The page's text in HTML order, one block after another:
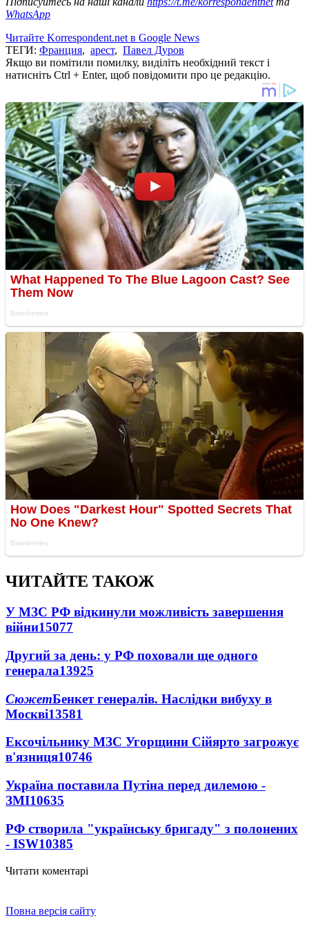
WhatsApp
Читайте Korrespondent.net в Google News
ТЕГИ: Франция, арест, Павел Дуров
Якщо ви помітили помилку, виділіть необхідний текст і
натисніть Ctrl + Enter, щоб повідомити про це редакцію.
ЧИТАЙТЕ ТАКОЖ
У МЗС РФ відкинули можливість завершення
війни15077
Другий за день: у РФ поховали ще одного
генерала13925
СюжетБенкет генералів. Наслідки вибуху в
Москві13581
Ексочільнику МЗС Угорщини Сійярто загрожує
в'язниця10746
Україна поставила Путіна перед дилемою -
ЗМІ10635
РФ створила "українську бригаду" з полонених
- ISW10385
Читати коментарі
Повна версія сайту